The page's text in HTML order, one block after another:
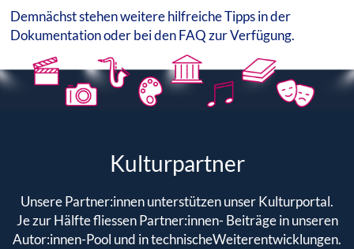
Demnächst stehen weitere hilfreiche Tipps in der
Dokumentation oder bei den FAQ zur Verfügung.
Kulturpartner
Unsere Partner:innen unterstützen unser Kulturportal.
Je zur Hälfte fliessen Partner:innen- Beiträge in unseren
Autor:innen-Pool und in technischeWeiterentwicklungen.